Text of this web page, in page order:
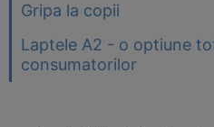
Gripa la copii
Laptele A2 - o optiune
consumatorilor